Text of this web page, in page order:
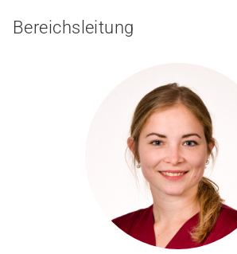
Bereichsleitung